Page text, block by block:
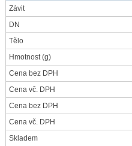
Závit
DN
Tělo
Hmotnost(g)
Cena bez DPH
Cena vč. DPH
Cena bez DPH
Cena vč. DPH
Skladem